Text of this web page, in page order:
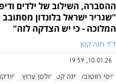
ההסברה, השילוב של ילדים
"שגריר ישראל בלונדון
המלוכה - כי יש הצדקה לזה"
ד"ר חנה קטן
10.01.26, 19:59
ציפי חוטובלי חנה קטן אולפן ערוץ 7